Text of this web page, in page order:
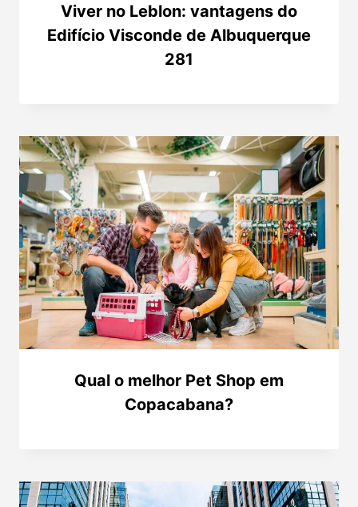
Viver no Leblon: vantagens do
Edifício Visconde de Albuquerque
281
Qual o melhor Pet Shop em
Copacabana?